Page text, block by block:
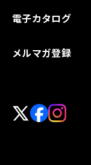
電子カタログ
メルマガ登録